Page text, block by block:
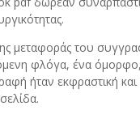
μεταφοράς του
φλόγα, ένα
ήταν εκφραστική